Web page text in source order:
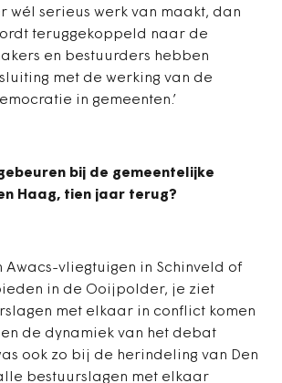
wél serieus werk van maakt, dan
teruggekoppeld naar de
en bestuurders hebben
met de werking van de
in gemeenten.’
bij de gemeentelijke
Haag, tien jaar terug?
Awacs-vliegtuigen in Schinveld of
in de Ooijpolder, je ziet
met elkaar in conflict komen
de dynamiek van het debat
ook zo bij de herindeling van Den
bestuurslagen met elkaar